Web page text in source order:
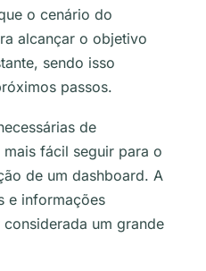
o cenário do
alcançar o objetivo
sendo isso
passos.
de
fácil seguir para o
de um dashboard. A
e informações
um grande